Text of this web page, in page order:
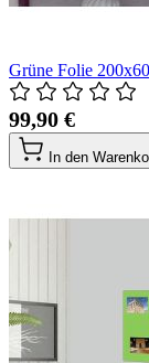
Grüne Folie
99,90 €
In den